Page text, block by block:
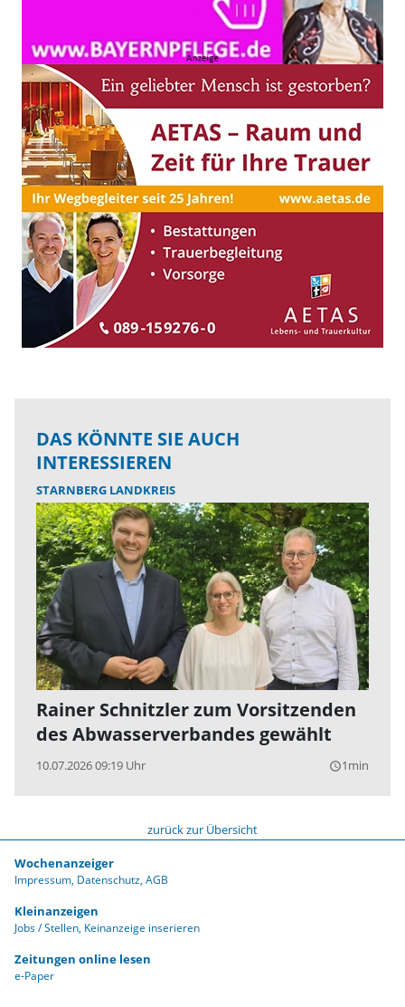
DAS KÖNNTE SIE AUCH
INTERESSIEREN
STARNBERG LANDKREIS
Rainer Schnitzler zum Vorsitzenden
des Abwasserverbandes gewählt
10.07.2026 09:19 Uhr query_builder1min
zurück zur Übersicht
Wochenanzeiger
Impressum Datenschutz AGB
Kleinanzeigen
Jobs / Stellen Keinanzeige inserieren
Zeitungen online lesen
e-Paper